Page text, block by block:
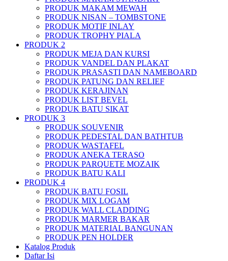
PRODUK MAKAM MEWAH
PRODUK NISAN – TOMBSTONE
PRODUK MOTIF INLAY
PRODUK TROPHY PIALA
PRODUK 2
PRODUK MEJA DAN KURSI
PRODUK VANDEL DAN PLAKAT
PRODUK PRASASTI DAN NAMEBOARD
PRODUK PATUNG DAN RELIEF
PRODUK KERAJINAN
PRODUK LIST BEVEL
PRODUK BATU SIKAT
PRODUK 3
PRODUK SOUVENIR
PRODUK PEDESTAL DAN BATHTUB
PRODUK WASTAFEL
PRODUK ANEKA TERASO
PRODUK PARQUETE MOZAIK
PRODUK BATU KALI
PRODUK 4
PRODUK BATU FOSIL
PRODUK MIX LOGAM
PRODUK WALL CLADDING
PRODUK MARMER BAKAR
PRODUK MATERIAL BANGUNAN
PRODUK PEN HOLDER
Katalog Produk
Daftar Isi